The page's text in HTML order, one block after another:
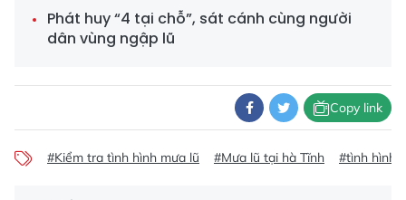
Phát huy “4 tại chỗ”, sát cánh cùng người
dân vùng ngập lũ
Copy link
#Kiểm tra tình hình mưa lũ #Mưa lũ tại hà Tĩnh #tình hình